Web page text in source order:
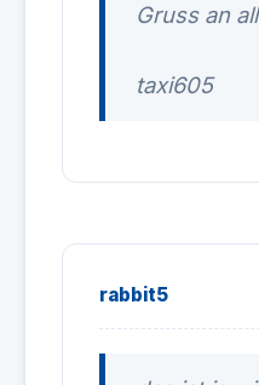
Gruss an
taxi605
rabbit5